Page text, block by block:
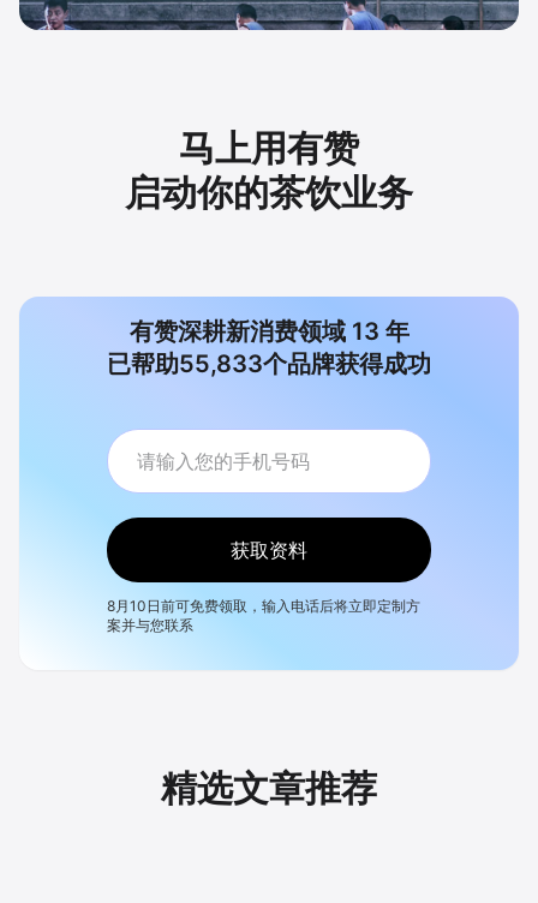
马上用有赞
启动你的茶饮业务
有赞深耕新消费领域 13 年
已帮助55,833个品牌获得成功
获取资料
8月10日前可免费领取，输入电话后将立即定制方
案并与您联系
精选文章推荐